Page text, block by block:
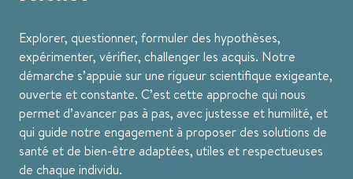
Explorer, questionner, formuler des hypothèses,
expérimenter, vérifier, challenger les acquis. Notre
démarche s’appuie sur une rigueur scientifique exigeante,
ouverte et constante. C’est cette approche qui nous
permet d’avancer pas à pas, avec justesse et humilité, et
qui guide notre engagement à proposer des solutions de
santé et de bien-être adaptées, utiles et respectueuses
de chaque individu.